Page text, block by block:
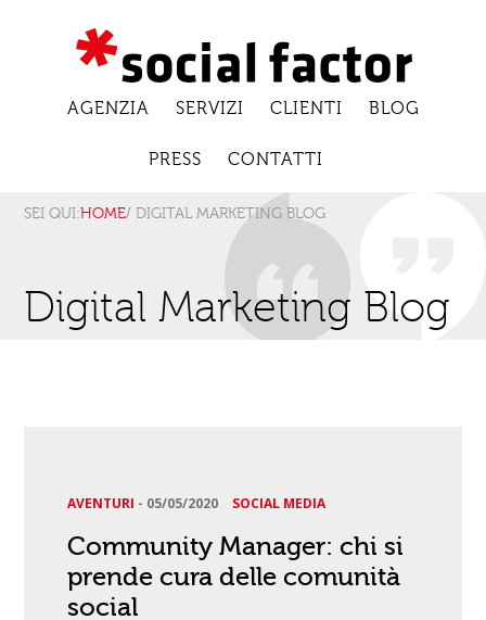
AGENZIA SERVIZI CLIENTI BLOG
PRESS CONTATTI
SEI QUI:HOME/ DIGITAL MARKETING BLOG
Digital Marketing Blog
AVENTURI - 05/05/2020 SOCIAL MEDIA
Community Manager: chi si
prende cura delle comunità
social